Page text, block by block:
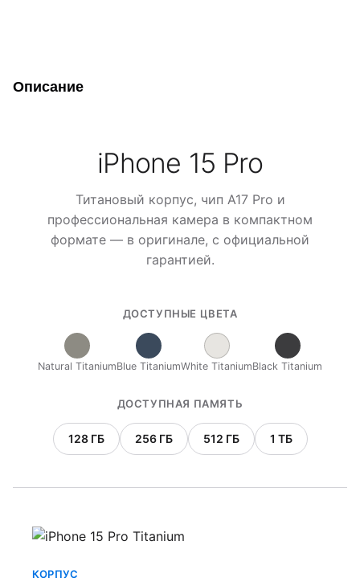
Описание
iPhone 15 Pro
Титановый корпус, чип A17 Pro и
профессиональная камера в компактном
формате — в оригинале, с официальной
гарантией.
ДОСТУПНЫЕ ЦВЕТА
Natural TitaniumBlue TitaniumWhite TitaniumBlack Titanium
ДОСТУПНАЯ ПАМЯТЬ
128 ГБ 256 ГБ 512 ГБ 1 ТБ
КОРПУС